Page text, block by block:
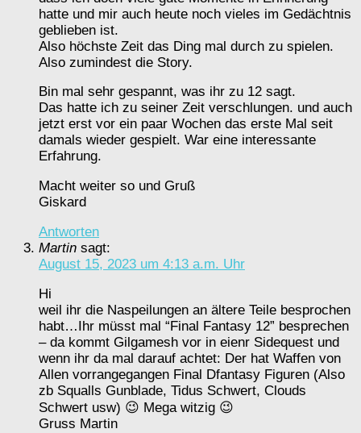
hatte und mir auch heute noch vieles im Gedächtnis
geblieben ist.
Also höchste Zeit das Ding mal durch zu spielen.
Also zumindest die Story.
Bin mal sehr gespannt, was ihr zu 12 sagt.
Das hatte ich zu seiner Zeit verschlungen. und auch
jetzt erst vor ein paar Wochen das erste Mal seit
damals wieder gespielt. War eine interessante
Erfahrung.
Macht weiter so und Gruß
Giskard
Antworten
Martin sagt:
August 15, 2023 um 4:13 a.m. Uhr
Hi
weil ihr die Naspeilungen an ältere Teile besprochen
habt…Ihr müsst mal “Final Fantasy 12” besprechen
– da kommt Gilgamesh vor in eienr Sidequest und
wenn ihr da mal darauf achtet: Der hat Waffen von
Allen vorrangegangen Final Dfantasy Figuren (Also
zb Squalls Gunblade, Tidus Schwert, Clouds
Schwert usw) 😉 Mega witzig 😉
Gruss Martin